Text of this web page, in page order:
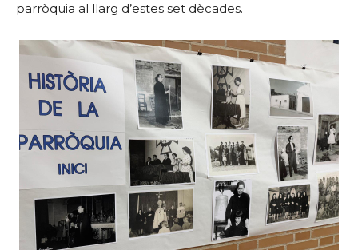
parròquia al llarg d’estes set dècades.